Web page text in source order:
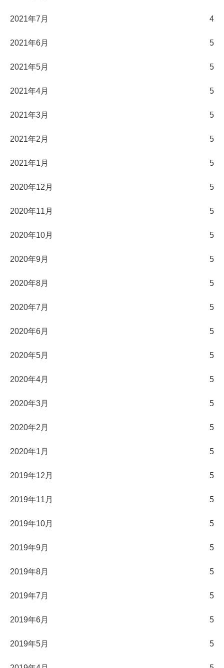
2021年7月 4
2021年6月 5
2021年5月 5
2021年4月 5
2021年3月 5
2021年2月 5
2021年1月 5
2020年12月 5
2020年11月 5
2020年10月 5
2020年9月 5
2020年8月 5
2020年7月 5
2020年6月 5
2020年5月 5
2020年4月 5
2020年3月 5
2020年2月 5
2020年1月 5
2019年12月 5
2019年11月 5
2019年10月 5
2019年9月 5
2019年8月 5
2019年7月 5
2019年6月 5
2019年5月 5